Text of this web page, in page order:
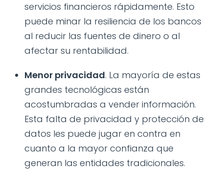
servicios financieros rápidamente. Esto
puede minar la resiliencia de los bancos
al reducir las fuentes de dinero o al
afectar su rentabilidad.
Menor privacidad. La mayoría de estas
grandes tecnológicas están
acostumbradas a vender información.
Esta falta de privacidad y protección de
datos les puede jugar en contra en
cuanto a la mayor confianza que
generan las entidades tradicionales.